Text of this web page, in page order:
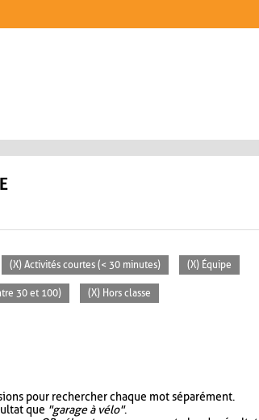
(X) Activités courtes (< 30 minutes) (X) Équipe
30 et 100) (X) Hors classe
pour rechercher chaque mot séparément.
que "garage à vélo".